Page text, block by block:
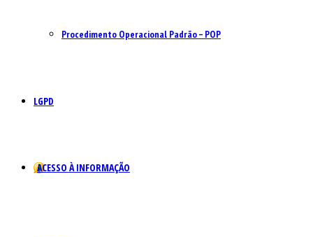
Procedimento Operacional Padrão – POP
LGPD
ACESSO À INFORMAÇÃO